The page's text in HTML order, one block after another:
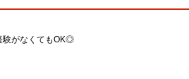
験がなくてもOK◎